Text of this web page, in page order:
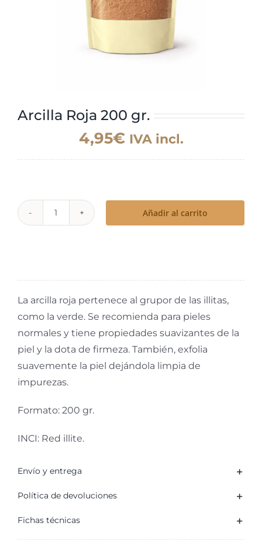
Arcilla Roja 200 gr.
4,95€ IVA incl.
Añadir al carrito
La arcilla roja pertenece al grupor de las illitas,
como la verde. Se recomienda para pieles
normales y tiene propiedades suavizantes de la
piel y la dota de firmeza. También, exfolia
suavemente la piel dejándola limpia de
impurezas.
Formato: 200 gr.
INCI: Red illite.
Envío y entrega
Política de devoluciones
Fichas técnicas